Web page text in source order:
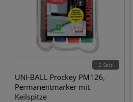
2 Sets
UNI-BALL Prockey PM126,
Permanentmarker mit
Keilspitze